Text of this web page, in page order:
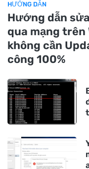
HƯỚNG DẪN
Hướng dẫn
qua mạng trên
không cần
công 100%